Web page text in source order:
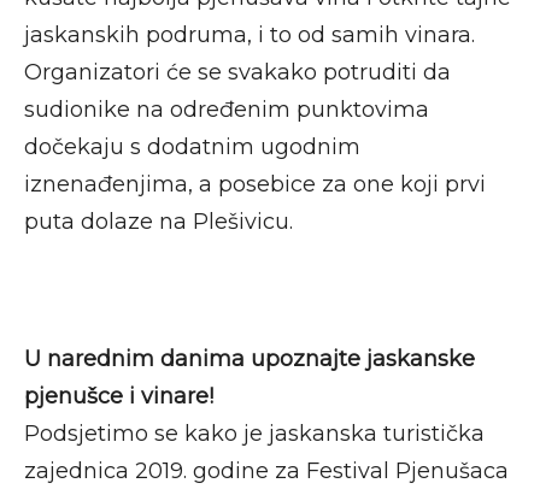
jaskanskih podruma, i to od samih vinara.
Organizatori će se svakako potruditi da
sudionike na određenim punktovima
dočekaju s dodatnim ugodnim
iznenađenjima, a posebice za one koji prvi
puta dolaze na Plešivicu.
U narednim danima upoznajte jaskanske
pjenušce i vinare!
Podsjetimo se kako je jaskanska turistička
zajednica 2019. godine za Festival Pjenušaca